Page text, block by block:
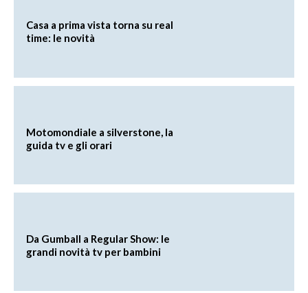
Casa a prima vista torna su real
time: le novità
Motomondiale a silverstone, la
guida tv e gli orari
Da Gumball a Regular Show: le
grandi novità tv per bambini